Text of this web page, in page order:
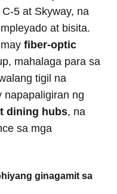
5 at Skyway, na
at bisita.
fiber-optic
mahalaga para sa
tigil na
napapaligiran ng
dining hubs, na
sa mga
ginagamit sa